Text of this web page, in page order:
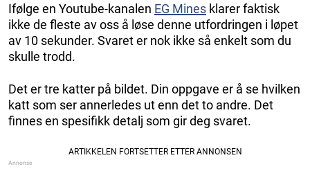
Ifølge en Youtube-kanalen EG Mines klarer faktisk
ikke de fleste av oss å løse denne utfordringen i løpet
av 10 sekunder. Svaret er nok ikke så enkelt som du
skulle trodd.
Det er tre katter på bildet. Din oppgave er å se hvilken
katt som ser annerledes ut enn det to andre. Det
finnes en spesifikk detalj som gir deg svaret.